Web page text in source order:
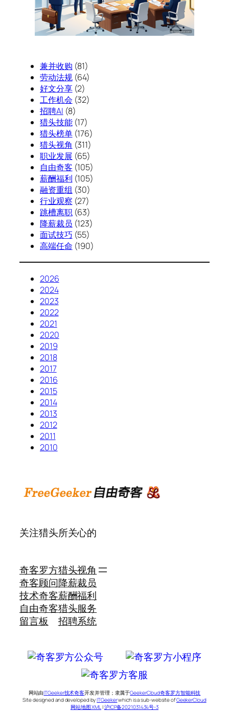
兼并收购 (81)
劳动法规(64)
好文分享(2)
工作机会 (32)
招聘AI (8)
猎头技能(17)
猎头榜单(176)
猎头视角 (311)
职业发展 (65)
自由奇客 (105)
薪酬福利 (105)
融资重组 (30)
行业观察 (27)
跳槽离职(63)
降薪裁员 (123)
面试技巧 (55)
高端任命 (190)
2026
2024
2023
2022
2021
2020
2019
2018
2017
2016
2015
2014
2013
2012
2011
2010
关注猎头所关心的
奇客罗方
奇客顾问
技术奇客
自由奇客
留言板
猎头视角
降薪裁员
薪酬福利
猎头服务
招聘系统
网站由ITGeeker技术奇客开发并管理；隶属于GeekerCloud奇客罗方智能科技
Site designed and developed byITGeekerwhich is a sub-website ofGeekerCloud
网站地图 XML |沪ICP备2021031434号-3